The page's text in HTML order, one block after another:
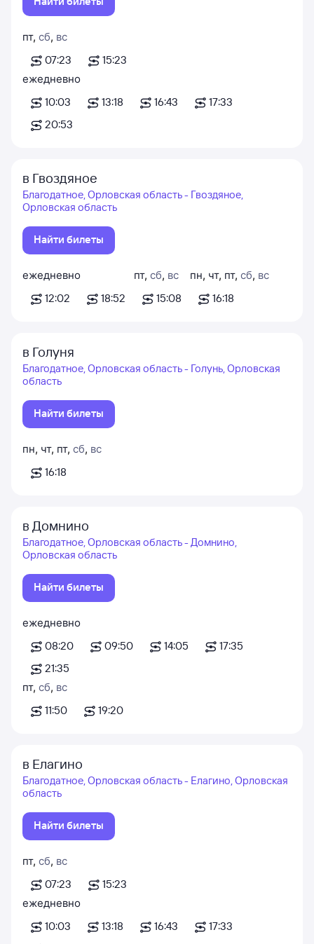
пт, сб, вс
07:23
15:23
ежедневно
10:03
13:18 16:43
17:33
20:53
в Гвоздяное
Благодатное, Орловская область - Гвоздяное,
Орловская область
Найти билеты
ежедневно
12:02
18:52
пт, сб, вс
15:08
пн, чт, пт, сб, вс
16:18
в Голуня
Благодатное, Орловская область - Голунь, Орловская
область
Найти билеты
пн, чт, пт, сб, вс
16:18
в Домнино
Благодатное, Орловская область - Домнино,
Орловская область
Найти билеты
ежедневно
08:20
09:50 14:05
17:35
21:35
пт, сб, вс
11:50
19:20
в Елагино
Благодатное, Орловская область - Елагино, Орловская
область
Найти билеты
пт, сб, вс
07:23
15:23
ежедневно
10:03
13:18 16:43
17:33